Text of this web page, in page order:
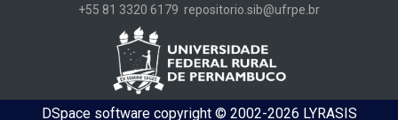
+55 81 3320 6179 repositorio.sib@ufrpe.br
DSpace softwarecopyright © 2002-2026 LYRASIS